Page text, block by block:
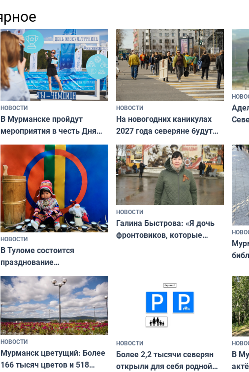
коренных народов мира
НОВОСТИ
В Мурманске пройдут
мероприятия в честь Дня
физкультурника
НОВОСТИ
На новогодних каникулах
2027 года северяне будут
отдыхать 11 дней
а
ты
НОВОСТИ
В Туломе состоится
празднование
Международного дня
коренных народов мира
НОВОСТИ
Галина Быстрова: «Я дочь
фронтовиков, которые
и
НОВОСТИ
Мурманск цветущий: Более
166 тысяч цветов и 518
НОВОСТИ
Более 2,2 тысячи северян
открыли для себя родной
В